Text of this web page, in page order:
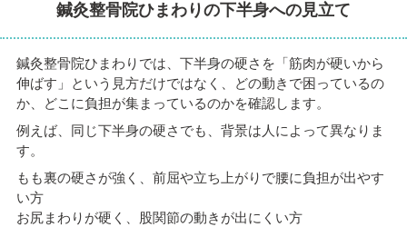
鍼灸整骨院ひまわりの下半身への見立て
鍼灸整骨院ひまわりでは、下半身の硬さを「筋肉が硬いから
伸ばす」という見方だけではなく、どの動きで困っているの
か、どこに負担が集まっているのかを確認します。
例えば、同じ下半身の硬さでも、背景は人によって異なりま
す。
もも裏の硬さが強く、前屈や立ち上がりで腰に負担が出やす
い方
お尻まわりが硬く、股関節の動きが出にくい方